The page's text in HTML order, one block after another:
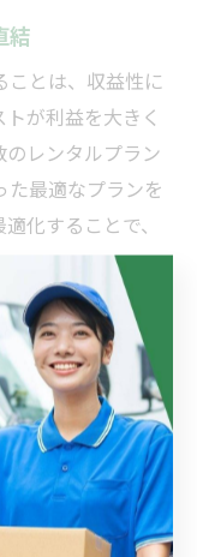
結
とは、収益性に
が利益を大きく
レンタルプラン
た最適なプランを
化することで、
ウ
タをもとに細かな
は、配達効率やコ
るからです。例え
録・分析し、無駄
こうした積み重ね